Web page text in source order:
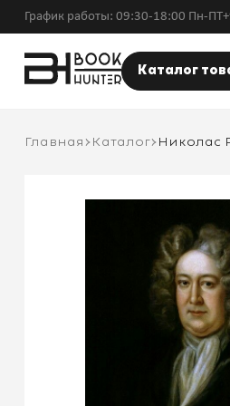
График работы: 09:30-18:00 Пн-ПТ
Каталог
Главная Каталог Николас